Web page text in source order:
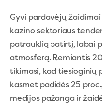
Gyvi pardavėjų
kazino sektoriaus
patrauklią patirtį, labai
atmosferą. Remiantis
tikimasi, kad tiesioginių
kasmet padidės 25
medijos pažanga ir